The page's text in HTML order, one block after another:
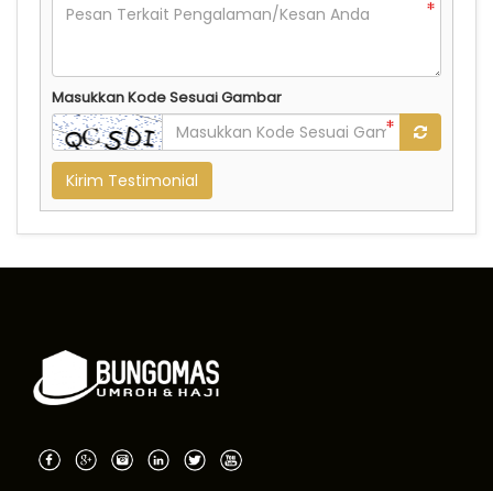
Masukkan Kode Sesuai Gambar
Kirim Testimonial